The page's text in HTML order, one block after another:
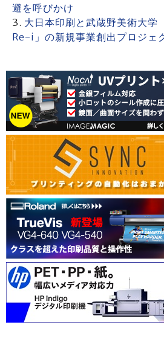
避を呼びかけ
大日本印刷と武蔵野美術大
Re-i」の新規事業創出プロジェ